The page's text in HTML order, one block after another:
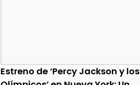
Estreno de ‘Percy Jackson y los